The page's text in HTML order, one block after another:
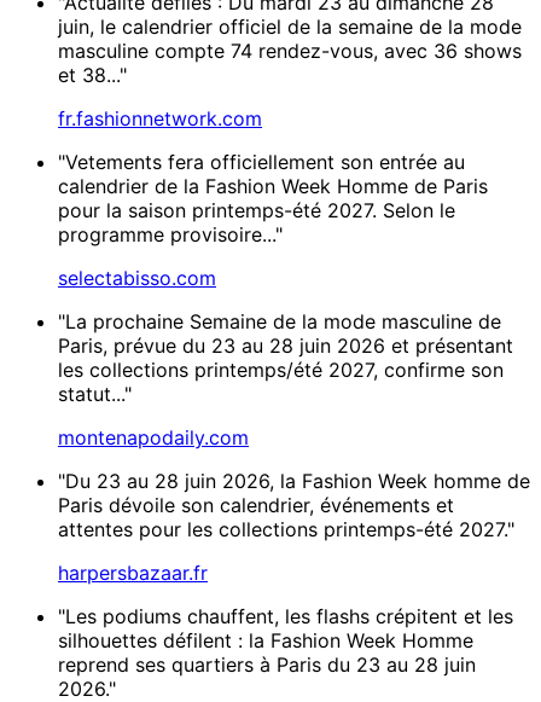
juin, le calendrier officiel de la semaine de la mode
masculine compte 74 rendez-vous, avec 36 shows
et 38..."
fr.fashionnetwork.com
"Vetements fera officiellement son entrée au
calendrier de la Fashion Week Homme de Paris
pour la saison printemps-été 2027. Selon le
programme provisoire..."
selectabisso.com
"La prochaine Semaine de la mode masculine de
Paris, prévue du 23 au 28 juin 2026 et présentant
les collections printemps/été 2027, confirme son
statut..."
montenapodaily.com
"Du 23 au 28 juin 2026, la Fashion Week homme de
Paris dévoile son calendrier, événements et
attentes pour les collections printemps-été 2027."
harpersbazaar.fr
"Les podiums chauffent, les flashs crépitent et les
silhouettes défilent : la Fashion Week Homme
reprend ses quartiers à Paris du 23 au 28 juin
2026."